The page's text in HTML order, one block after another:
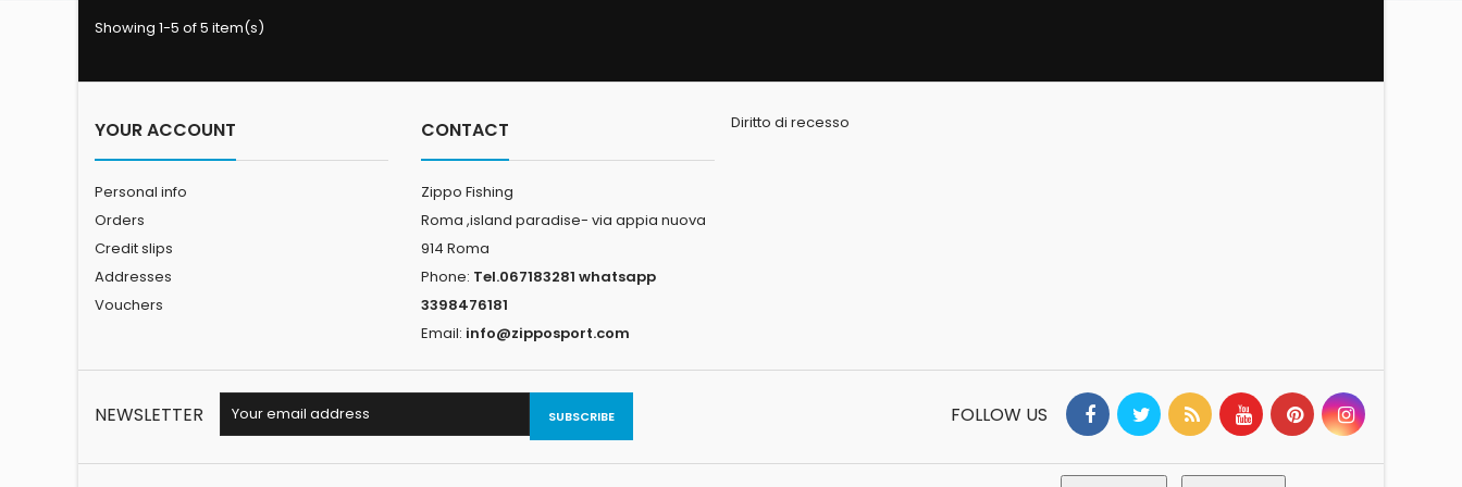
.Provvisto di robustissime molle
COMPLETO DI SLITTA
Showing 1-5 of 5 item(s)
YOUR ACCOUNT
Personal info
Orders
Credit slips
Addresses
Vouchers
CONTACT
Zippo Fishing
Roma ,island paradise- via appia nuova
914 Roma
Phone: Tel.067183281 whatsapp
3398476181
Email: info@zipposport.com
Diritto di recesso
NEWSLETTER FOLLOW US